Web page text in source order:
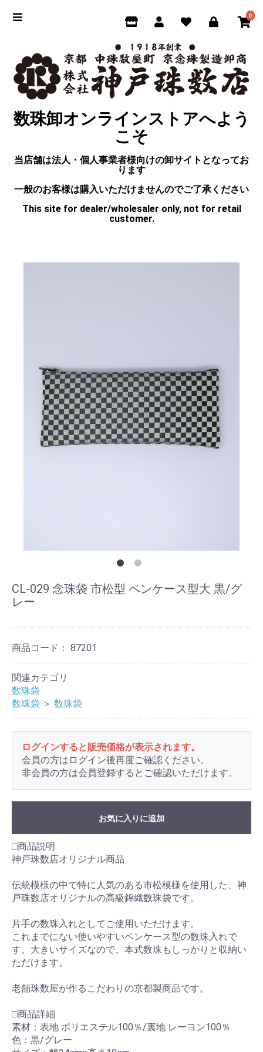
0
数珠卸オンラインストアへよう
こそ
当店舗は法人・個人事業者様向けの卸サイトとなってお
ります
一般のお客様は購入いただけませんのでご了承ください
This site for dealer/wholesaler only, not for retail
customer.
CL-029 念珠袋 市松型 ペンケース型大 黒/グ
レー
商品コード： 87201
関連カテゴリ
数珠袋
数珠袋 ＞ 数珠袋
ログインすると販売価格が表示されます。
会員の方はログイン後再度ご確認ください。
非会員の方は会員登録するとご確認いただけます。
お気に入りに追加
□商品説明
神戸珠数店オリジナル商品
伝統模様の中で特に人気のある市松模様を使用した、神
戸珠数店オリジナルの高級錦織数珠袋です。
片手の数珠入れとしてご使用いただけます。
これまでにない使いやすいペンケース型の数珠入れで
す。大きいサイズなので、本式数珠もしっかりと収納い
ただけます。
老舗珠数屋が作るこだわりの京都製商品です。
□商品詳細
素材：表地 ポリエステル100％/裏地 レーヨン100％
色：黒/グレー